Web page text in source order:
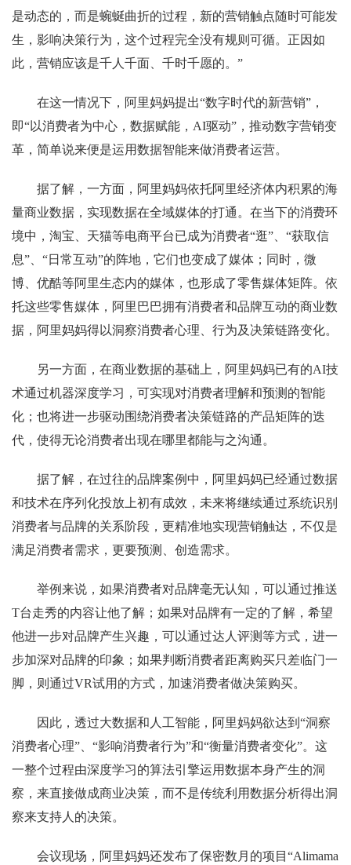
是动态的，而是蜿蜒曲折的过程，新的营销触点随时可能发
生，影响决策行为，这个过程完全没有规则可循。正因如
此，营销应该是千人千面、千时千愿的。”
在这一情况下，阿里妈妈提出“数字时代的新营销”，
即“以消费者为中心，数据赋能，AI驱动”，推动数字营销变
革，简单说来便是运用数据智能来做消费者运营。
据了解，一方面，阿里妈妈依托阿里经济体内积累的海
量商业数据，实现数据在全域媒体的打通。在当下的消费环
境中，淘宝、天猫等电商平台已成为消费者“逛”、“获取信
息”、“日常互动”的阵地，它们也变成了媒体；同时，微
博、优酷等阿里生态内的媒体，也形成了零售媒体矩阵。依
托这些零售媒体，阿里巴巴拥有消费者和品牌互动的商业数
据，阿里妈妈得以洞察消费者心理、行为及决策链路变化。
另一方面，在商业数据的基础上，阿里妈妈已有的AI技
术通过机器深度学习，可实现对消费者理解和预测的智能
化；也将进一步驱动围绕消费者决策链路的产品矩阵的迭
代，使得无论消费者出现在哪里都能与之沟通。
据了解，在过往的品牌案例中，阿里妈妈已经通过数据
和技术在序列化投放上初有成效，未来将继续通过系统识别
消费者与品牌的关系阶段，更精准地实现营销触达，不仅是
满足消费者需求，更要预测、创造需求。
举例来说，如果消费者对品牌毫无认知，可以通过推送
T台走秀的内容让他了解；如果对品牌有一定的了解，希望
他进一步对品牌产生兴趣，可以通过达人评测等方式，进一
步加深对品牌的印象；如果判断消费者距离购买只差临门一
脚，则通过VR试用的方式，加速消费者做决策购买。
因此，透过大数据和人工智能，阿里妈妈欲达到“洞察
消费者心理”、“影响消费者行为”和“衡量消费者变化”。这
一整个过程由深度学习的算法引擎运用数据本身产生的洞
察，来直接做成商业决策，而不是传统利用数据分析得出洞
察来支持人的决策。
会议现场，阿里妈妈还发布了保密数月的项目“Alimama